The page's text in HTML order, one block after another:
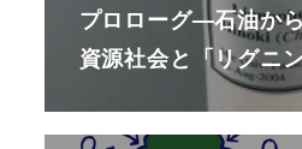
プロローグ—石油か
資源社会と「リグニ